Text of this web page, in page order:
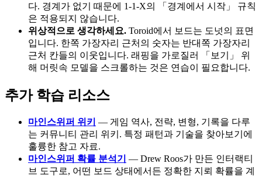
다. 경계가 없기 때문에 1-1-X의 「경계에서 시작」 규칙
은 적용되지 않습니다.
위상적으로 생각하세요. Toroid에서 보드는 도넛의 표면
입니다. 한쪽 가장자리 근처의 숫자는 반대쪽 가장자리
근처 칸들의 이웃입니다. 래핑을 가로질러 「보기」 위
해 머릿속 모델을 스크롤하는 것은 연습이 필요합니다.
추가 학습 리소스
마인스위퍼 위키 — 게임 역사, 전략, 변형, 기록을 다루
는 커뮤니티 관리 위키. 특정 패턴과 기술을 찾아보기에
훌륭한 참고 자료.
마인스위퍼 확률 분석기 — Drew Roos가 만든 인터랙티
브 도구로, 어떤 보드 상태에서든 정확한 지뢰 확률을 계